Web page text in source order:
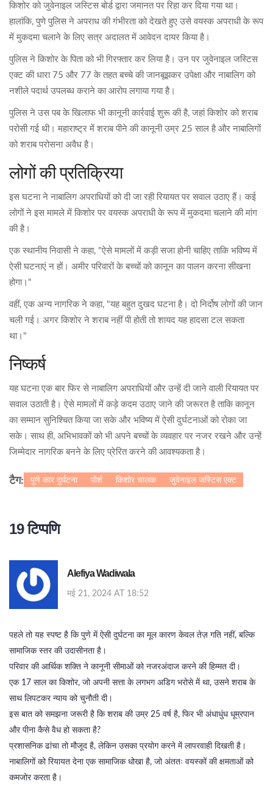
किशोर को जुवेनाइल जस्टिस बोर्ड द्वारा जमानत पर रिहा कर दिया गया था।
हालांकि, पुणे पुलिस ने अपराध की गंभीरता को देखते हुए उसे वयस्क अपराधी के रूप
में मुकदमा चलाने के लिए सत्र अदालत में आवेदन दायर किया है।
पुलिस ने किशोर के पिता को भी गिरफ्तार कर लिया है। उन पर जुवेनाइल जस्टिस
एक्ट की धारा 75 और 77 के तहत बच्चे की जानबूझकर उपेक्षा और नाबालिग को
नशीले पदार्थ उपलब्ध कराने का आरोप लगाया गया है।
पुलिस ने उस पब के खिलाफ भी कानूनी कार्रवाई शुरू की है, जहां किशोर को शराब
परोसी गई थी। महाराष्ट्र में शराब पीने की कानूनी उम्र 25 साल है और नाबालिगों
को शराब परोसना अवैध है।
लोगों की प्रतिक्रिया
इस घटना ने नाबालिग अपराधियों को दी जा रही रियायत पर सवाल उठाए हैं। कई
लोगों ने इस मामले में किशोर पर वयस्क अपराधी के रूप में मुकदमा चलाने की मांग
की है।
एक स्थानीय निवासी ने कहा, "ऐसे मामलों में कड़ी सजा होनी चाहिए ताकि भविष्य में
ऐसी घटनाएं न हों। अमीर परिवारों के बच्चों को कानून का पालन करना सीखना
होगा।"
वहीं, एक अन्य नागरिक ने कहा, "यह बहुत दुखद घटना है। दो निर्दोष लोगों की जान
चली गई। अगर किशोर ने शराब नहीं पी होती तो शायद यह हादसा टल सकता
था।"
निष्कर्ष
यह घटना एक बार फिर से नाबालिग अपराधियों और उन्हें दी जाने वाली रियायत पर
सवाल उठाती है। ऐसे मामलों में कड़े कदम उठाए जाने की जरूरत है ताकि कानून
का सम्मान सुनिश्चित किया जा सके और भविष्य में ऐसी दुर्घटनाओं को रोका जा
सके। साथ ही, अभिभावकों को भी अपने बच्चों के व्यवहार पर नजर रखने और उन्हें
जिम्मेदार नागरिक बनने के लिए प्रेरित करने की आवश्यकता है।
टैग: पुणे कार दुर्घटना पोर्श किशोर चालक जुवेनाइल जस्टिस एक्ट
19 टिप्पणि
Alefiya Wadiwala
मई 21, 2024 AT 18:52
पहले तो यह स्पष्ट है कि पुणे में ऐसी दुर्घटना का मूल कारण केवल तेज़ गति नहीं, बल्कि
सामाजिक स्तर की उदासीनता है।
परिवार की आर्थिक शक्ति ने कानूनी सीमाओं को नजरअंदाज करने की हिम्मत दी।
एक 17 साल का किशोर, जो अपनी सत्ता के लगभग अडिग भरोसे में था, उसने शराब के
साथ लिपटकर न्याय को चुनौती दी।
इस बात को समझना जरूरी है कि शराब की उम्र 25 वर्ष है, फिर भी अंधाधुंध धूम्रपान
और पीना कैसे वैध हो सकता है?
प्रशासनिक ढांचा तो मौजूद है, लेकिन उसका प्रयोग करने में लापरवाही दिखती है।
नाबालिगों को रियायत देना एक सामाजिक धोखा है, जो अंततः वयस्कों की क्षमताओं को
कमजोर करता है।